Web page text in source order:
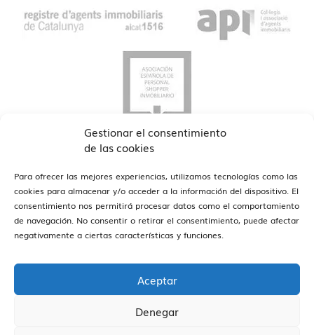
Gestionar el consentimiento
de las cookies
Para ofrecer las mejores experiencias, utilizamos tecnologías como las
cookies para almacenar y/o acceder a la información del dispositivo. El
consentimiento nos permitirá procesar datos como el comportamiento
de navegación. No consentir o retirar el consentimiento, puede afectar
negativamente a ciertas características y funciones.
Aceptar
Denegar
ver oficinas